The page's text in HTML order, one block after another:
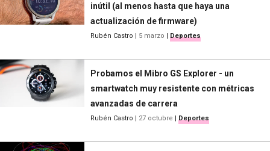
inútil (al menos hasta que haya una
actualización de firmware)
Rubén Castro | 5 marzo | Deportes
Probamos el Mibro GS Explorer - un
smartwatch muy resistente con métricas
avanzadas de carrera
Rubén Castro | 27 octubre | Deportes